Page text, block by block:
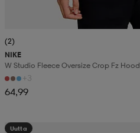
(2)
NIKE
W Studio Fleece Oversize Crop Fz Hood
+3
64,99
Uutta